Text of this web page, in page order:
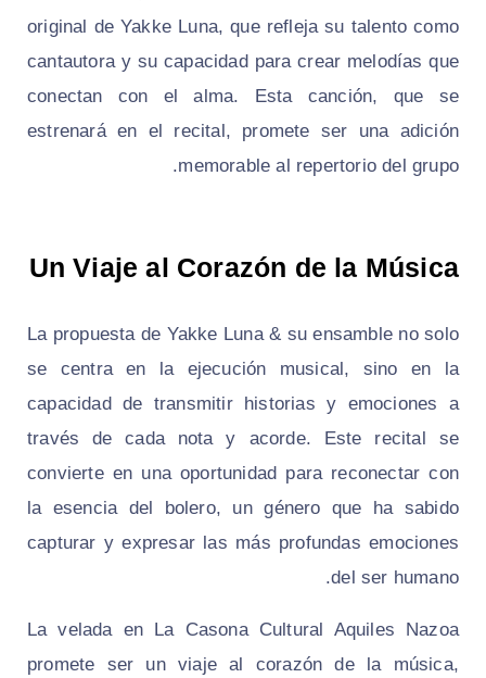
original de Yakke Luna, que refleja su talento como
cantautora y su capacidad para crear melodías que
conectan con el alma. Esta canción, que se
estrenará en el recital, promete ser una adición
memorable al repertorio del grupo.
Un Viaje al Corazón de la Música
La propuesta de Yakke Luna & su ensamble no solo
se centra en la ejecución musical, sino en la
capacidad de transmitir historias y emociones a
través de cada nota y acorde. Este recital se
convierte en una oportunidad para reconectar con
la esencia del bolero, un género que ha sabido
capturar y expresar las más profundas emociones
del ser humano.
La velada en La Casona Cultural Aquiles Nazoa
promete ser un viaje al corazón de la música,